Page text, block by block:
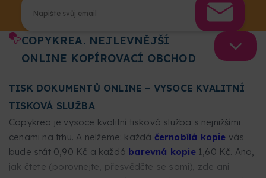
COPYKREA. NEJLEVNĚJŠÍ
ONLINE KOPÍROVACÍ OBCHOD
TISK DOKUMENTŮ ONLINE – VYSOCE KVALITNÍ
TISKOVÁ SLUŽBA
Copykrea je vysoce kvalitní tisková služba s nejnižšími
cenami na trhu. A nelžeme: každá černobílá kopie vás
bude stát 0,90 Kč a každá barevná kopie1,60 Kč. Ano,
jak čtete (porovnejte, přesvědčte se sami), zde ani